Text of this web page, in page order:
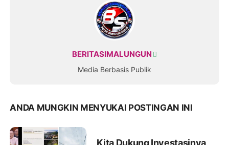
BERITASIMALUNGUN
Media Berbasis Publik
ANDA MUNGKIN MENYUKAI POSTINGAN INI